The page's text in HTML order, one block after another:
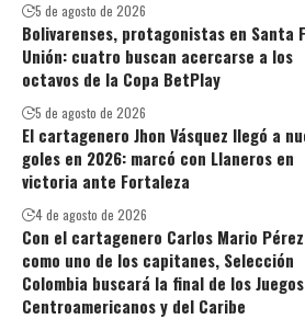
5 de agosto de 2026
Bolivarenses, protagonistas en Santa
Unión: cuatro buscan acercarse a los
octavos de la Copa BetPlay
5 de agosto de 2026
El cartagenero Jhon Vásquez llegó a
goles en 2026: marcó con Llaneros en
victoria ante Fortaleza
4 de agosto de 2026
Con el cartagenero Carlos Mario Pérez
como uno de los capitanes, Selección
Colombia buscará la final de los Juegos
Centroamericanos y del Caribe